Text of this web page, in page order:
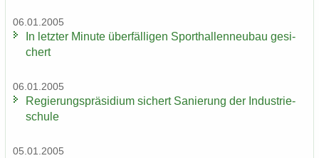
06.01.2005
In letz­ter Mi­nu­te über­fäl­li­gen Sport­hal­len­neu­bau ge­si­
chert
06.01.2005
Re­gie­rungs­prä­si­di­um si­chert Sa­nie­rung der In­dus­trie­
schu­le
05.01.2005